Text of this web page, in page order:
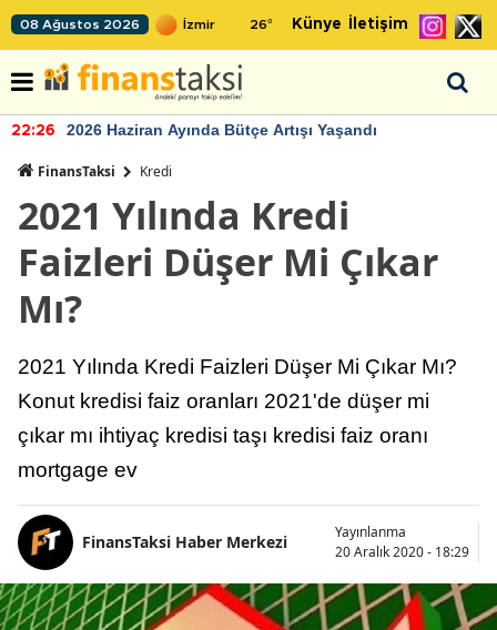
08 Ağustos 2026 26° Künye İletişim
22:26 2026 Haziran Ayında Bütçe Artışı Yaşandı
FinansTaksi Kredi
2021 Yılında Kredi
Faizleri Düşer Mi Çıkar
Mı?
2021 Yılında Kredi Faizleri Düşer Mi Çıkar Mı?
Konut kredisi faiz oranları 2021'de düşer mi
çıkar mı ihtiyaç kredisi taşı kredisi faiz oranı
mortgage ev
FinansTaksi Haber Merkezi
Yayınlanma
20 Aralık 2020 - 18:29